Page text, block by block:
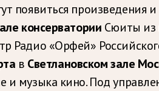
появиться произведения
консерватории Сюиты из
Радио «Орфей»
в Светлановском зале
музыка кино. Под